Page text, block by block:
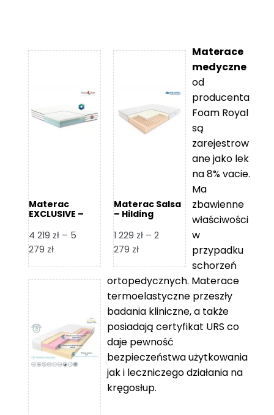
Materac
EXCLUSIVE –
4 219 zł – 5
279 złZakres
od
5
279 zł
Materac Salsa
– Hilding
1 229 zł – 2
279 złZakres
od
1
229 zł
2
279 zł
Materace
medyczne
od
producenta
Foam Royal
są
zarejestrow
ane jako lek
na 8% vacie.
Ma
zbawienne
właściwości
w
przypadku
schorzeń
ortopedycznych. Materace
termoelastyczne przeszły
badania kliniczne, a także
posiadają certyfikat URS co
daje pewność
bezpieczeństwa użytkowania
jak i leczniczego działania na
kręgosłup.